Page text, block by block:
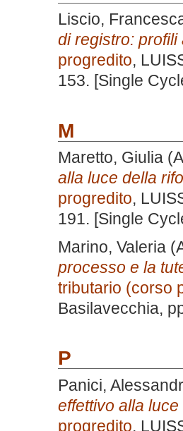
Liscio,
di registro: profili
progredito,
153. [Single
M
Maretto, Giulia
alla luce della
progredito,
191. [Single
Marino, Valeria
processo e la
tributario (corso
Basilavecchia,
P
Panici,
effettivo alla luce
progredito,